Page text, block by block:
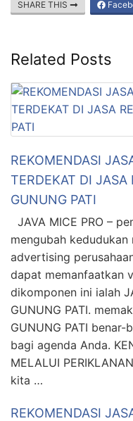
SHARE THIS
Related Posts
REKOMENDASI
TERDEKAT DI JASA
GUNUNG PATI
JAVA MICE PRO –
mengubah
advertising
dapat memanfaatkan
dikomponen ini ialah
GUNUNG PATI.
GUNUNG PATI
bagi agenda Anda.
MELALUI
kita …
REKOMENDASI